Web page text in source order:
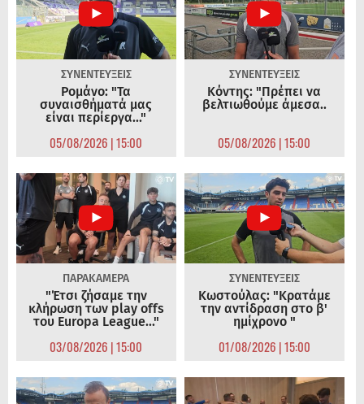
ΣΥΝΕΝΤΕΥΞΕΙΣ
Ρομάνο: "Τα
συναισθήματά μας
είναι περίεργα..."
05/08/2026 | 15:00
ΣΥΝΕΝΤΕΥΞΕΙΣ
Κόντης: "Πρέπει να
βελτιωθούμε άμεσα..
05/08/2026 | 15:00
ΠΑΡΑΚΑΜΕΡΑ
"Έτσι ζήσαμε την
κλήρωση των play offs
του Europa League..."
03/08/2026 | 15:00
ΣΥΝΕΝΤΕΥΞΕΙΣ
Κωστούλας: "Κρατάμε
την αντίδραση στο β'
ημίχρονο "
01/08/2026 | 15:00